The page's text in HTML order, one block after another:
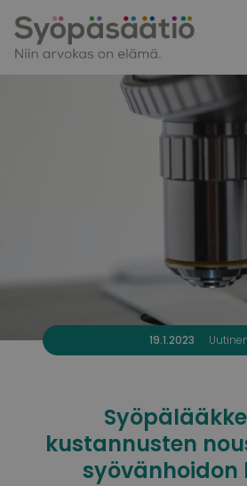
19.1.2023
kustannusten
syövänhoidon